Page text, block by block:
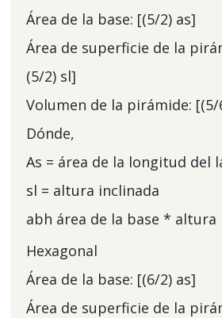
Área de la base: [(5/2) as]
Área de superficie de la
(5/2) sl]
Volumen de la pirámide: [(5/
Dónde,
As = área de la longitud del
sl = altura inclinada
abh área de la base * altura
Hexagonal
Área de la base: [(6/2) as]
Área de superficie de la